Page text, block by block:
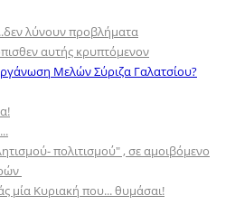
λύνουν προβλήματα
αυτής κρυπτόμενον
Μελών Σύριζα Γαλατσίου?
πολιτισμού" , σε αμοιβόμενο
μία Κυριακή που... θυμάσαι!